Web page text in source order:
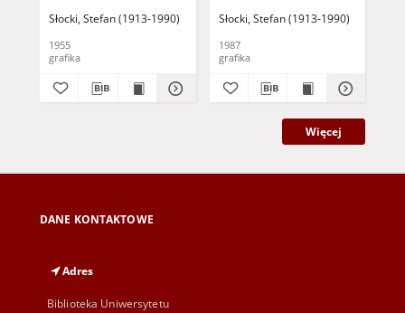
Słocki, Stefan (1913-1990)
1955
grafika
Słocki, Stefan (1913-1990)
1987
grafika
Więcej
DANE KONTAKTOWE
Adres
Biblioteka Uniwersytetu